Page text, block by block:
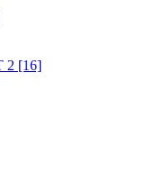
2 [16]